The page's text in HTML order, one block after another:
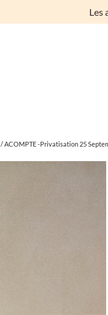
Les
/ ACOMPTE -Privatisation 25